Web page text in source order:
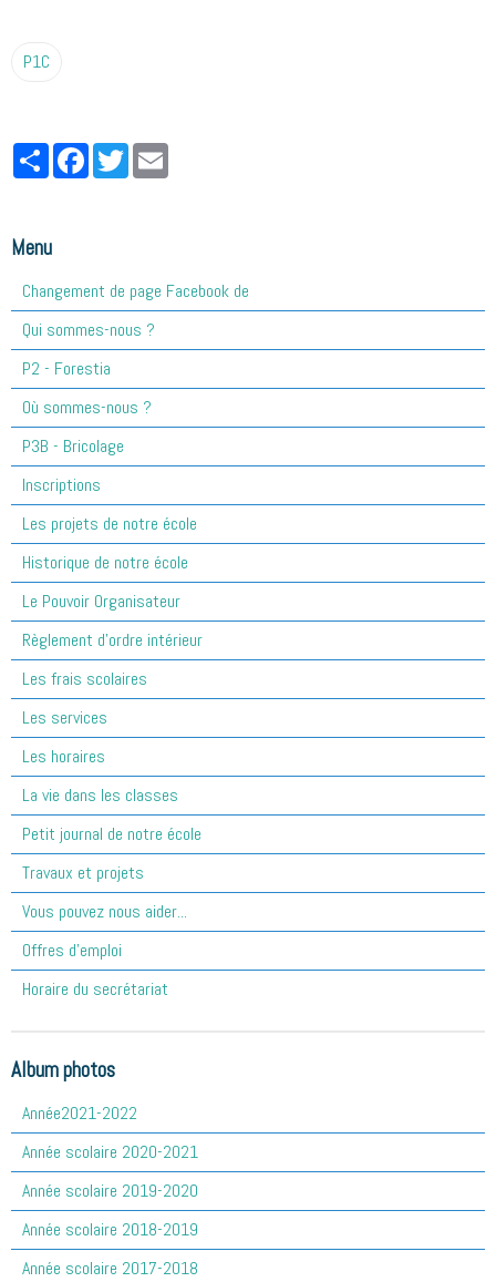
P1C
PartagerFacebookTwitter
Menu
Changement de page Facebook de
Qui sommes-nous ?
P2 - Forestia
Où sommes-nous ?
P3B - Bricolage
Inscriptions
Les projets de notre école
Historique de notre école
Le Pouvoir Organisateur
Règlement d'ordre intérieur
Les frais scolaires
Les services
Les horaires
La vie dans les classes
Petit journal de notre école
Travaux et projets
Vous pouvez nous aider...
Offres d'emploi
Horaire du secrétariat
Album photos
Année2021-2022
Année scolaire 2020-2021
Année scolaire 2019-2020
Année scolaire 2018-2019
Année scolaire 2017-2018